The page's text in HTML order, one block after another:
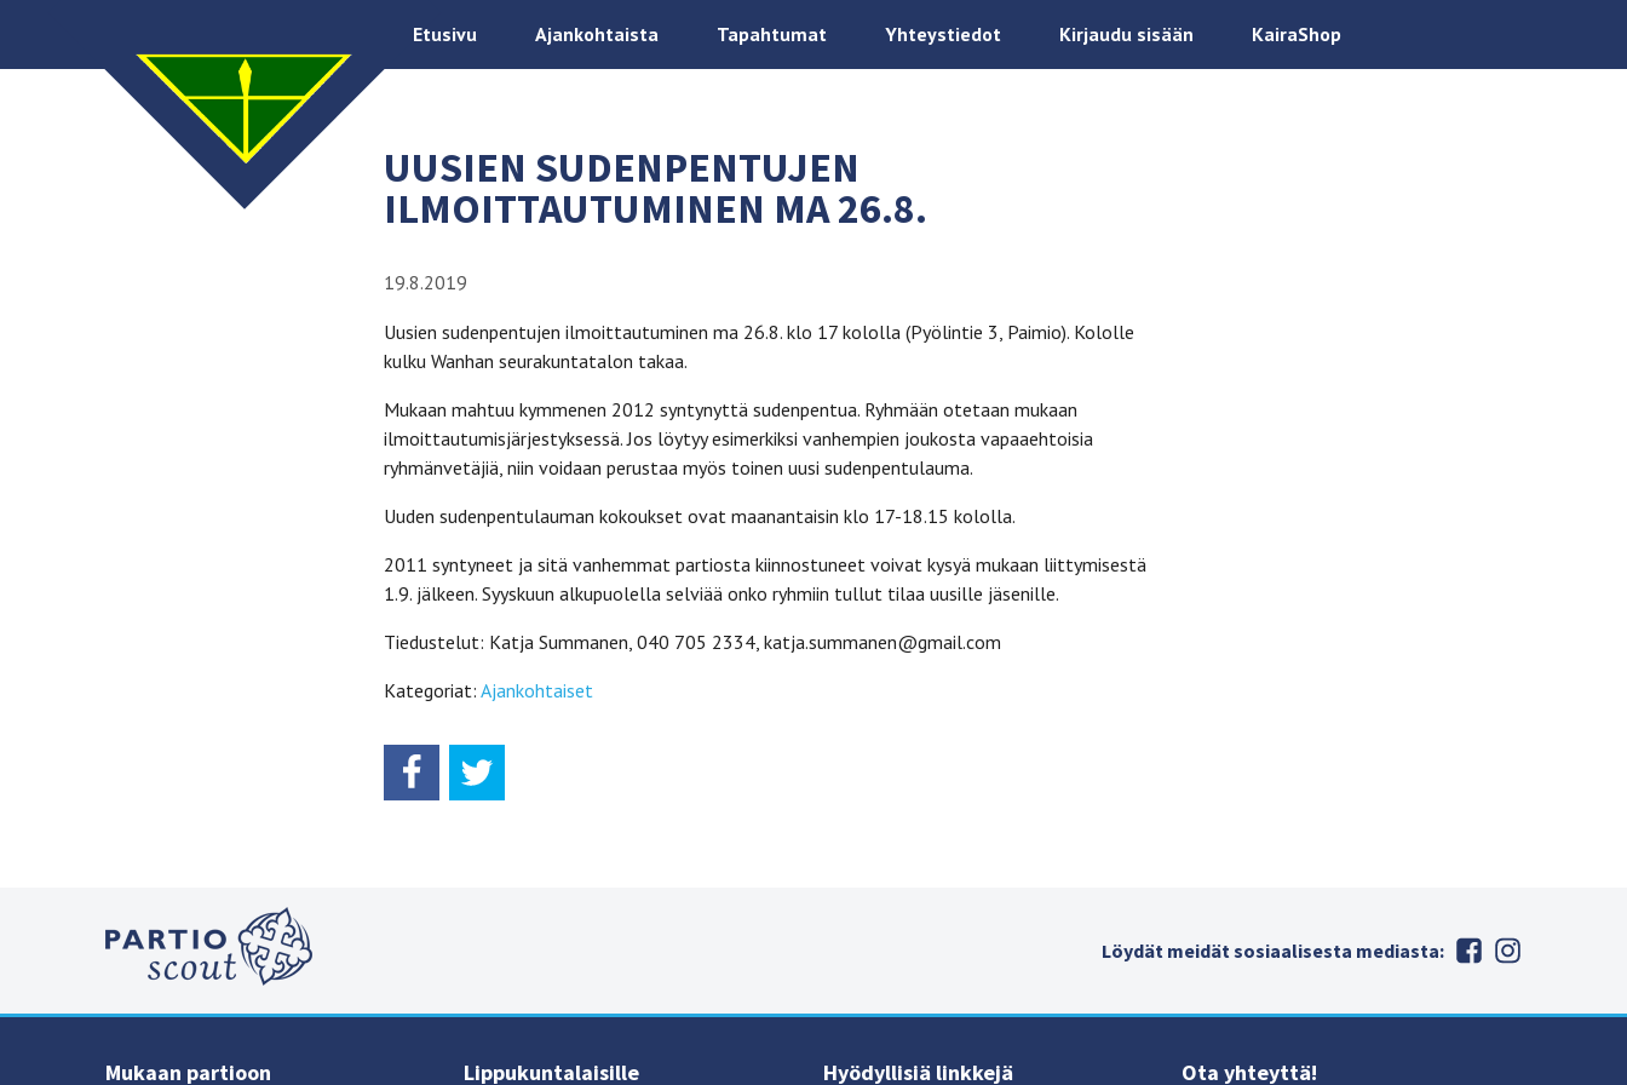
Etusivu Ajankohtaista Tapahtumat Yhteystiedot Kirjaudu sisään KairaShop
UUSIEN SUDENPENTUJEN
ILMOITTAUTUMINEN MA 26.8.
19.8.2019
Uusien sudenpentujen ilmoittautuminen ma 26.8. klo 17 kololla (Pyölintie 3, Paimio). Kololle
kulku Wanhan seurakuntatalon takaa.
Mukaan mahtuu kymmenen 2012 syntynyttä sudenpentua. Ryhmään otetaan mukaan
ilmoittautumisjärjestyksessä. Jos löytyy esimerkiksi vanhempien joukosta vapaaehtoisia
ryhmänvetäjiä, niin voidaan perustaa myös toinen uusi sudenpentulauma.
Uuden sudenpentulauman kokoukset ovat maanantaisin klo 17-18.15 kololla.
2011 syntyneet ja sitä vanhemmat partiosta kiinnostuneet voivat kysyä mukaan liittymisestä
1.9. jälkeen. Syyskuun alkupuolella selviää onko ryhmiin tullut tilaa uusille jäsenille.
Tiedustelut: Katja Summanen, 040 705 2334, katja.summanen@gmail.com
Kategoriat: Ajankohtaiset
Löydät meidät sosiaalisesta mediasta:
Mukaan partioon Lippukuntalaisille Hyödyllisiä linkkejä Ota yhteyttä!